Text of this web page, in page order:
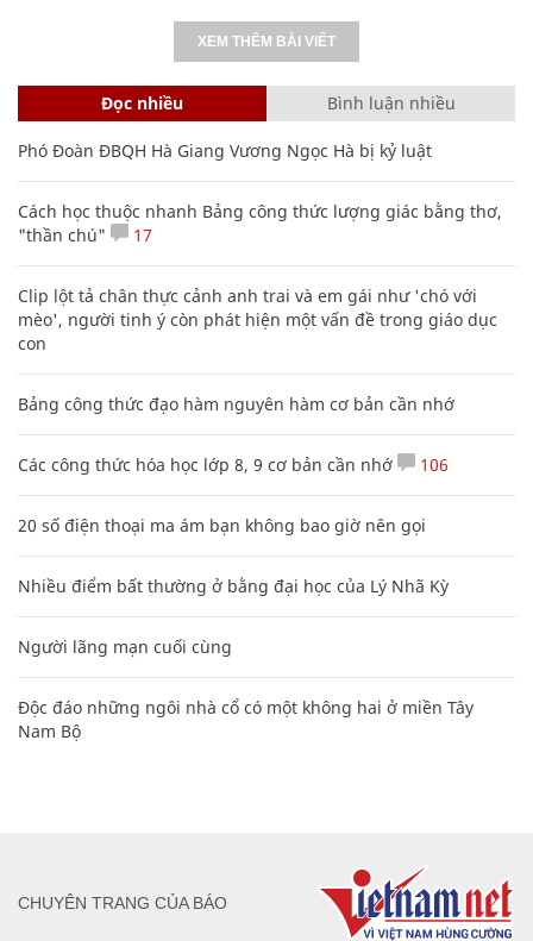
XEM THÊM BÀI VIẾT
Đọc nhiều Bình luận nhiều
Phó Đoàn ĐBQH Hà Giang Vương Ngọc Hà bị kỷ luật
Cách học thuộc nhanh Bảng công thức lượng giác bằng thơ,
"thần chú"
17
Clip lột tả chân thực cảnh anh trai và em gái như 'chó với
mèo', người tinh ý còn phát hiện một vấn đề trong giáo dục
con
Bảng công thức đạo hàm nguyên hàm cơ bản cần nhớ
Các công thức hóa học lớp 8, 9 cơ bản cần nhớ 106
20 số điện thoại ma ám bạn không bao giờ nên gọi
Nhiều điểm bất thường ở bằng đại học của Lý Nhã Kỳ
Người lãng mạn cuối cùng
Độc đáo những ngôi nhà cổ có một không hai ở miền Tây
Nam Bộ
CHUYÊN TRANG CỦA BÁO